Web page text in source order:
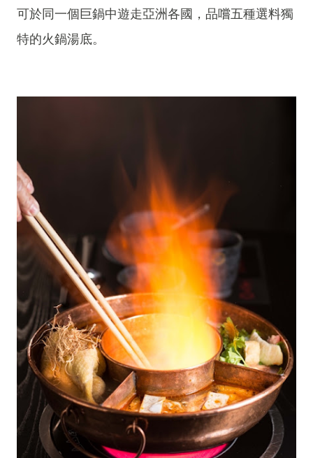
可於同一個巨鍋中遊走亞洲各國，品嚐五種選料獨
特的火鍋湯底。